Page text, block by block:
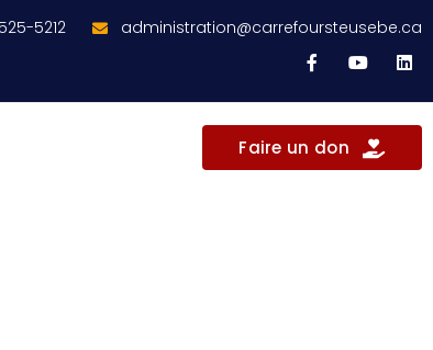
5212 administration@carrefoursteusebe.ca
Faire un don